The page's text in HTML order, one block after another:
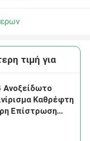
τιμή για
Ανοξείδωτο
Καθρέφτη
Επίστρωση